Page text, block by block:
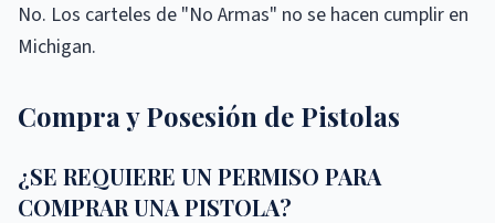
No. Los carteles de "No Armas" no se hacen cumplir en
Michigan.
Compra y Posesión de Pistolas
¿SE REQUIERE UN PERMISO PARA
COMPRAR UNA PISTOLA?